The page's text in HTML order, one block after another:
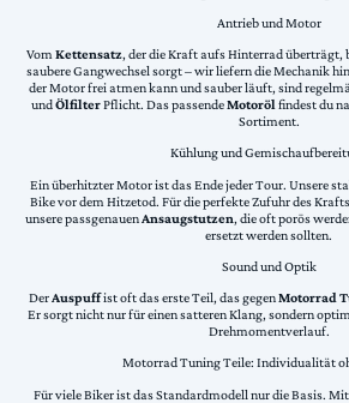
Antrieb und Motor
VomKettensatz, der die Kraft aufs Hinterrad überträgt,
saubere Gangwechsel sorgt – wir liefern die Mechanik
der Motor frei atmen kann und sauber läuft, sind
undÖlfilterPflicht. Das passendeMotorölfindest du
Sortiment.
Kühlung und
Ein überhitzter Motor ist das Ende jeder Tour. Unsere
Bike vor dem Hitzetod. Für die perfekte Zufuhr des
unsere passgenauenAnsaugstutzen, die oft porös
ersetzt werden sollten.
Sound und Optik
DerAuspuffist oft das erste Teil, das gegenMotorrad
Er sorgt nicht nur für einen satteren Klang, sondern
Drehmomentverlauf.
Motorrad Tuning Teile: Individualität
Für viele Biker ist das Standardmodell nur die Basis.